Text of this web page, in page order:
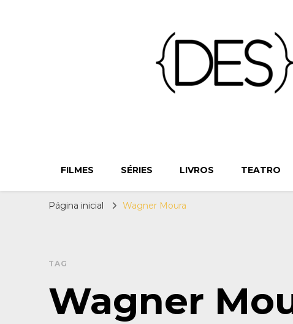
FILMES SÉRIES LIVROS TEATRO
Página inicial Wagner Moura
TAG
Wagner